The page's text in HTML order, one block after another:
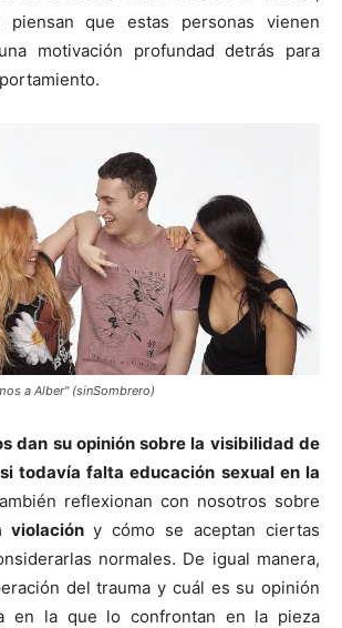
que estas personas vienen
motivación profundad detrás para
a Alber" (sinSombrero)
dan su opinión sobre la visibilidad de
todavía falta educación sexual en la
reflexionan con nosotros sobre
violacióny cómo se aceptan ciertas
normales. De igual manera,
del trauma y cuál es su opinión
en la que lo confrontan en la pieza